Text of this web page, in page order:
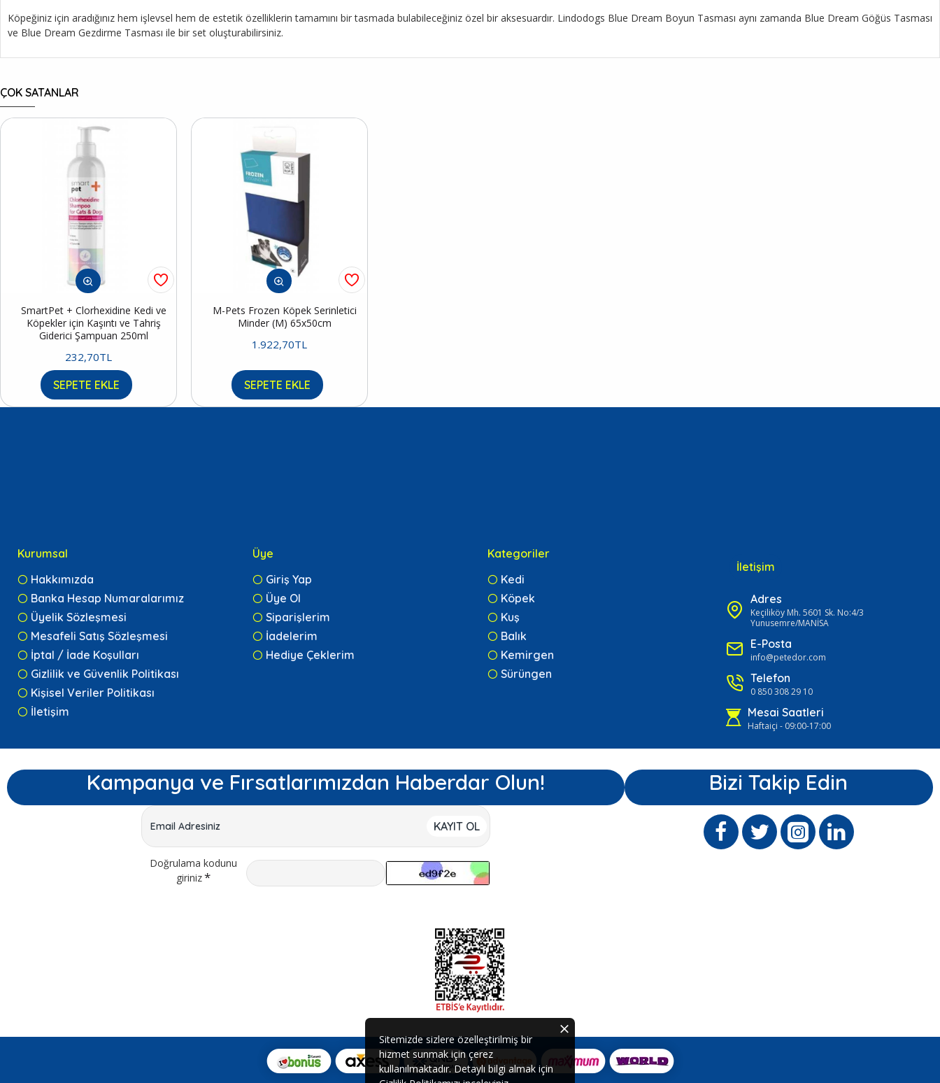
Köpeğiniz için aradığınız hem işlevsel hem de estetik özelliklerin tamamını bir tasmada bulabileceğiniz özel bir aksesuardır. Lindodogs Blue Dream Boyun Tasması aynı zamanda Blue Dream Göğüs Tasması
ve Blue Dream Gezdirme Tasması ile bir set oluşturabilirsiniz.
ÇOK SATANLAR
SmartPet + Clorhexidine Kedi ve
Köpekler için Kaşıntı ve Tahriş
Giderici Şampuan 250ml
232,70TL
SEPETE EKLE
M-Pets Frozen Köpek Serinletici
Minder (M) 65x50cm
1.922,70TL
SEPETE EKLE
Kurumsal
Hakkımızda
Banka Hesap Numaralarımız
Üyelik Sözleşmesi
Mesafeli Satış Sözleşmesi
İptal / İade Koşulları
Gizlilik ve Güvenlik Politikası
Kişisel Veriler Politikası
İletişim
Üye
Giriş Yap
Üye Ol
Siparişlerim
İadelerim
Hediye Çeklerim
Kategoriler
Kedi
Köpek
Kuş
Balık
Kemirgen
Sürüngen
İletişim
Adres
Keçiliköy Mh. 5601 Sk. No:4/3
Yunusemre/MANİSA
E-Posta
info@petedor.com
Telefon
0 850 308 29 10
Mesai Saatleri
Haftaiçi - 09:00-17:00
Kampanya ve Fırsatlarımızdan Haberdar Olun!
KAYIT OL
Doğrulama kodunu
giriniz
Bizi Takip Edin
Sitemizde sizlere özelleştirilmiş bir
hizmet sunmak için çerez
kullanılmaktadır. Detaylı bilgi almak için